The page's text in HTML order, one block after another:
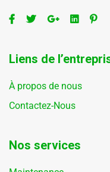
Liens de
À propos de nous
Contactez-Nous
Nos services